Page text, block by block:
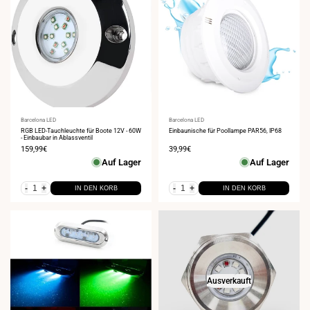
Anbieter:
Barcelona LED
RGB LED-Tauchleuchte für Boote 12V - 60W
- Einbaubar in Ablassventil
Verkaufspreis
159,99€
Auf Lager
- + IN DEN KORB
Anbieter:
Barcelona LED
Einbaunische für Poollampe PAR56, IP68
Verkaufspreis
39,99€
Auf Lager
- + IN DEN KORB
Ausverkauft